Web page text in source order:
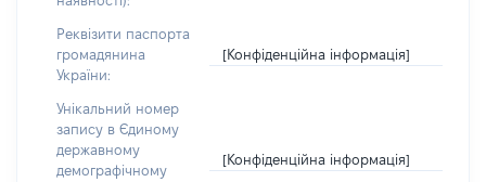
Реквізити паспорта
громадянина
України:
[Конфіденційна інформація]
Унікальний номер
запису в Єдиному
державному
демографічному
[Конфіденційна інформація]